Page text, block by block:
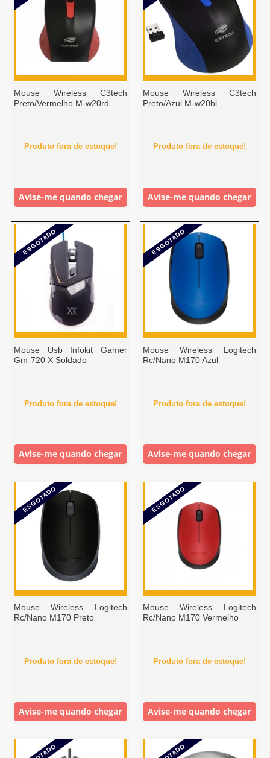
Mouse Wireless C3tech
Preto/Vermelho M-w20rd
Produto fora de estoque!
Avise-me quando chegar
Mouse Wireless C3tech
Preto/Azul M-w20bl
Produto fora de estoque!
Avise-me quando chegar
ESGOTADO
Mouse Usb Infokit Gamer
Gm-720 X Soldado
Produto fora de estoque!
Avise-me quando chegar
ESGOTADO
Mouse Wireless Logitech
Rc/Nano M170 Azul
Produto fora de estoque!
Avise-me quando chegar
ESGOTADO
Mouse Wireless Logitech
Rc/Nano M170 Preto
Produto fora de estoque!
Avise-me quando chegar
ESGOTADO
Mouse Wireless Logitech
Rc/Nano M170 Vermelho
Produto fora de estoque!
Avise-me quando chegar